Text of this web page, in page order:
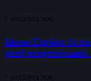
7. AUGUSTA 2026
Ideme Európu čo
pred
7. AUGUSTA 2026